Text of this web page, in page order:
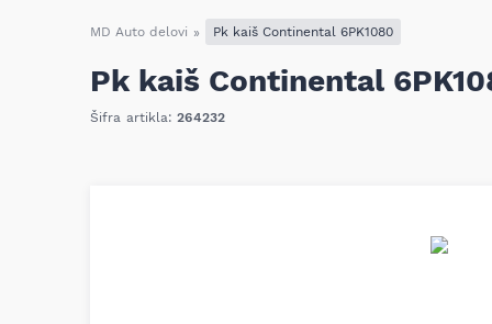
MD Auto delovi » Pk kaiš Continental 6PK1080
Pk kaiš Continental
Šifra artikla:264232